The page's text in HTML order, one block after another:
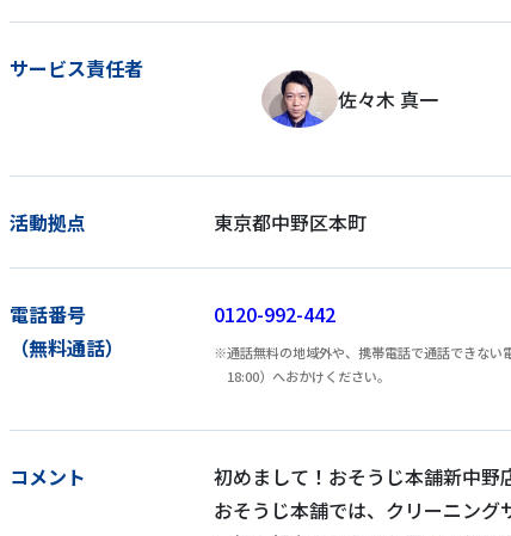
サービス責任者
佐々木 真一
活動拠点 東京都中野区本町
電話番号
（無料通話）
0120-992-442
通話無料の地域外や、携帯電話で通話できな
18:00）へおかけください。
コメント
初めまして！おそうじ本舗新中野
おそうじ本舗では、クリーニン